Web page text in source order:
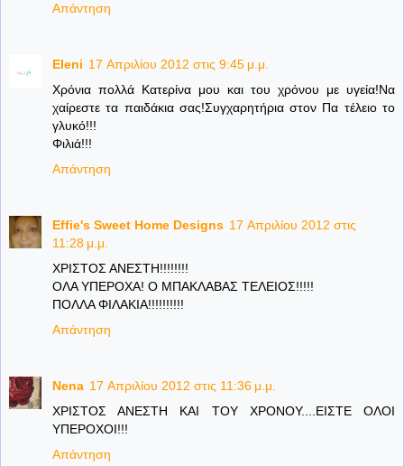
Απάντηση
Eleni 17 Απριλίου 2012 στις 9:45 μ.μ.
Χρόνια πολλά Κατερίνα μου και του χρόνου με υγεία!Να
χαίρεστε τα παιδάκια σας!Συγχαρητήρια στον Πα τέλειο το
γλυκό!!!
Φιλιά!!!
Απάντηση
Effie's Sweet Home Designs 17 Απριλίου 2012 στις
11:28 μ.μ.
ΧΡΙΣΤΟΣ ΑΝΕΣΤΗ!!!!!!!!
ΟΛΑ ΥΠΕΡΟΧΑ! Ο ΜΠΑΚΛΑΒΑΣ ΤΕΛΕΙΟΣ!!!!!
ΠΟΛΛΑ ΦΙΛΑΚΙΑ!!!!!!!!!!
Απάντηση
Nena 17 Απριλίου 2012 στις 11:36 μ.μ.
ΧΡΙΣΤΟΣ ΑΝΕΣΤΗ ΚΑΙ ΤΟΥ ΧΡΟΝΟΥ....ΕΙΣΤΕ ΟΛΟΙ
ΥΠΕΡΟΧΟΙ!!!
Απάντηση